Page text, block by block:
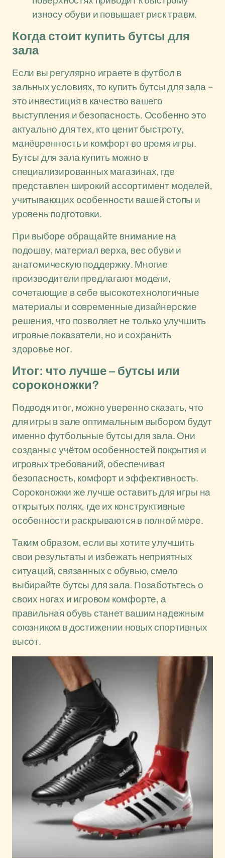
износу обуви и повышает риск травм.
Когда стоит купить бутсы для
зала
Если вы регулярно играете в футбол в
зальных условиях, то купить бутсы для зала –
это инвестиция в качество вашего
выступления и безопасность. Особенно это
актуально для тех, кто ценит быстроту,
манёвренность и комфорт во время игры.
Бутсы для зала купить можно в
специализированных магазинах, где
представлен широкий ассортимент моделей,
учитывающих особенности вашей стопы и
уровень подготовки.
При выборе обращайте внимание на
подошву, материал верха, вес обуви и
анатомическую поддержку. Многие
производители предлагают модели,
сочетающие в себе высокотехнологичные
материалы и современные дизайнерские
решения, что позволяет не только улучшить
игровые показатели, но и сохранить
здоровье ног.
Итог: что лучше – бутсы или
сороконожки?
Подводя итог, можно уверенно сказать, что
для игры в зале оптимальным выбором будут
именно футбольные бутсы для зала. Они
созданы с учётом особенностей покрытия и
игровых требований, обеспечивая
безопасность, комфорт и эффективность.
Сороконожки же лучше оставить для игры на
открытых полях, где их конструктивные
особенности раскрываются в полной мере.
Таким образом, если вы хотите улучшить
свои результаты и избежать неприятных
ситуаций, связанных с обувью, смело
выбирайте бутсы для зала. Позаботьтесь о
своих ногах и игровом комфорте, а
правильная обувь станет вашим надежным
союзником в достижении новых спортивных
высот.